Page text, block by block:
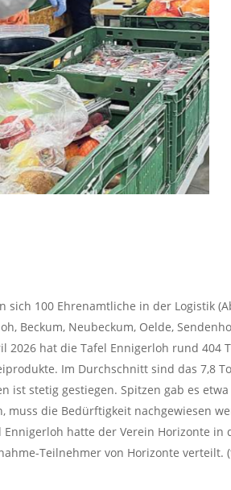
sich 100 Ehrenamtliche in der Logistik
Beckum, Neubeckum, Oelde,
2026 hat die Tafel Ennigerloh rund 404
Im Durchschnitt sind das 7,8
ist stetig gestiegen. Spitzen gab es
muss die Bedürftigkeit nachgewiesen
hatte der Verein Horizonte
Teilnehmer von Horizonte verteilt.